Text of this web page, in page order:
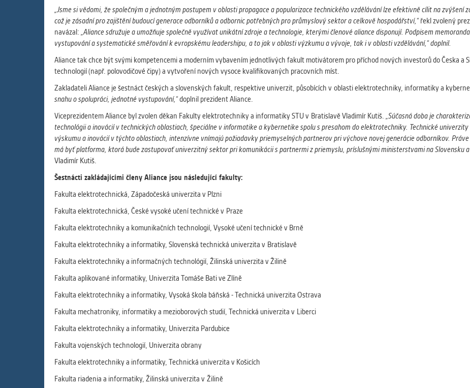
„Jsme si vědomi, že společným a jednotným postupem v oblasti propagace a popularizace technického vzdělávání lze efektivně cílit na zvýšení
což je zásadní pro zajištění budoucí generace odborníků a odbornic potřebných pro průmyslový sektor a celkově hospodářství,“řekl zvolený
navázal: „Aliance sdružuje a umožňuje společně využívat unikátní zdroje a technologie, kterými členové aliance disponují. Podpisem
vystupování a systematické směřování k evropskému leadershipu, a to jak v oblasti výzkumu a vývoje, tak i v oblasti vzdělávání,“ doplnil.
Aliance tak chce být svými kompetencemi a moderním vybavením jednotlivých fakult motivátorem pro příchod nových investorů do Česka a
technologií (např. polovodičové čipy) a vytvoření nových vysoce kvalifikovaných pracovních míst.
Zakladateli Aliance je šestnáct českých a slovenských fakult, respektive univerzit, působících v oblasti elektrotechniky, informatiky a
snahu o spolupráci, jednotné vystupování,“doplnil prezident Aliance.
Viceprezidentem Aliance byl zvolen děkan Fakulty elektrotechniky a informatiky STU v Bratislavě Vladimír Kutiš. „Súčasná doba je
technológii a inovácií v technických oblastiach, špeciálne v informatike a kybernetike spolu s presahom do elektrotechniky. Technické
výskumu a inovácií v týchto oblastiach, intenzívne vnímajú požiadavky priemyselných partnerov pri výchove novej generácie odborníkov.
má byť platforma, ktorá bude zastupovať univerzitný sektor pri komunikácii s partnermi z priemyslu, príslušnými ministerstvami na Slovensku
Vladimír Kutiš.
Šestnácti zakládajícími členy Aliance jsou následující fakulty:
Fakulta elektrotechnická, Západočeská univerzita v Plzni
Fakulta elektrotechnická, České vysoké učení technické v Praze
Fakulta elektrotechniky a komunikačních technologií, Vysoké učení technické v Brně
Fakulta elektrotechniky a informatiky, Slovenská technická univerzita v Bratislavě
Fakulta elektrotechniky a informačných technológií, Žilinská univerzita v Žilině
Fakulta aplikované informatiky, Univerzita Tomáše Bati ve Zlíně
Fakulta elektrotechniky a informatiky, Vysoká škola báňská - Technická univerzita Ostrava
Fakulta mechatroniky, informatiky a mezioborových studií, Technická univerzita v Liberci
Fakulta elektrotechniky a informatiky, Univerzita Pardubice
Fakulta vojenských technologií, Univerzita obrany
Fakulta elektrotechniky a informatiky, Technická univerzita v Košicích
Fakulta riadenia a informatiky, Žilinská univerzita v Žilině